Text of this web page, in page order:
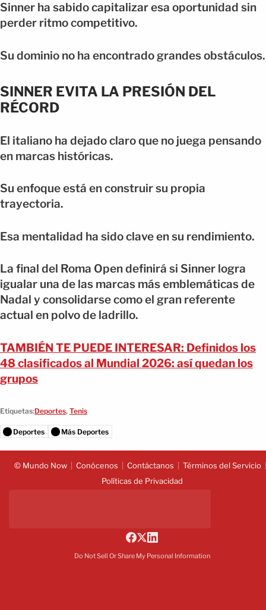
Sinner ha sabido capitalizar esa oportunidad sin
perder ritmo competitivo.
Su dominio no ha encontrado grandes obstáculos.
SINNER EVITA LA PRESIÓN DEL
RÉCORD
El italiano ha dejado claro que no juega pensando
en marcas históricas.
Su enfoque está en construir su propia
trayectoria.
Esa mentalidad ha sido clave en su rendimiento.
La final del Roma Open definirá si Sinner logra
igualar una de las marcas más emblemáticas de
Nadal y consolidarse como el gran referente
actual en polvo de ladrillo.
TAMBIÉN TE PUEDE INTERESAR: Definidos los
48 clasificados al Mundial 2026: así quedan los
grupos
Etiquetas:Deportes, Tenis
Deportes Más Deportes
© Mundo Now Conócenos Contáctanos
Términos del Servicio
Políticas de Privacidad
Do Not Sell Or Share My Personal Information